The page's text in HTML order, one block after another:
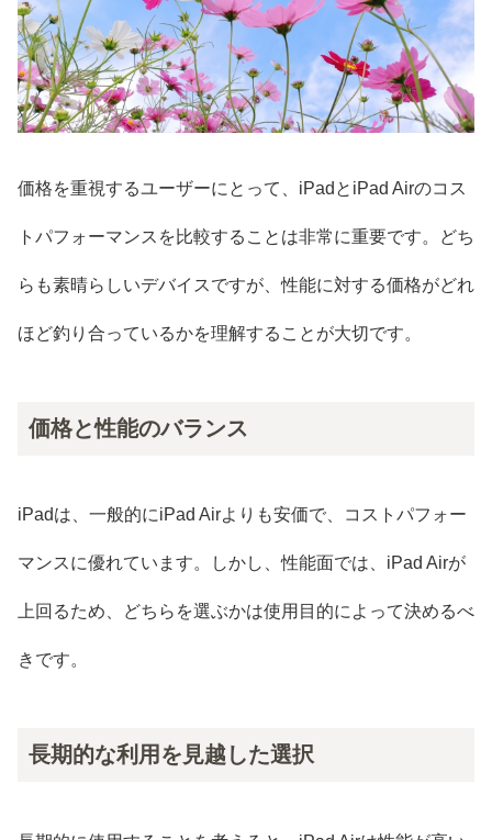
価格を重視するユーザーにとって、iPadとiPad Airのコス
トパフォーマンスを比較することは非常に重要です。どち
らも素晴らしいデバイスですが、性能に対する価格がどれ
ほど釣り合っているかを理解することが大切です。
価格と性能のバランス
iPadは、一般的にiPad Airよりも安価で、コストパフォー
マンスに優れています。しかし、性能面では、iPad Airが
上回るため、どちらを選ぶかは使用目的によって決めるべ
きです。
長期的な利用を見越した選択